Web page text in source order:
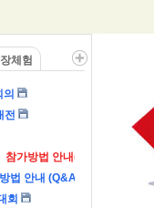
체험
전
가방법 안내(Q&A)
법 안내 (Q&A)
회